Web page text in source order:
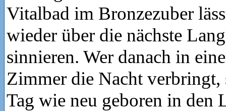
Vitalbad im Bronzezuber
wieder über die nächste
sinnieren. Wer danach in
Zimmer die Nacht verbringt,
Tag wie neu geboren in den